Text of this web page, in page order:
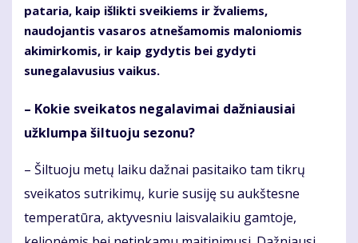
pataria, kaip išlikti sveikiems ir žvaliems,
naudojantis vasaros atnešamomis maloniomis
akimirkomis, ir kaip gydytis bei gydyti
sunegalavusius vaikus.
– Kokie sveikatos negalavimai dažniausiai
užklumpa šiltuoju sezonu?
– Šiltuoju metų laiku dažnai pasitaiko tam tikrų
sveikatos sutrikimų, kurie susiję su aukštesne
temperatūra, aktyvesniu laisvalaikiu gamtoje,